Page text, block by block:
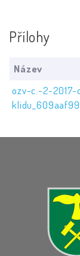
Přílohy
Název
ozv-c.-2-2017-